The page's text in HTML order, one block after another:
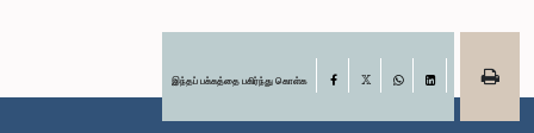
மு.ப. 11:41 - மு.ப. 11:51இந்தப் பக்கத்தை பகிர்ந்து கொள்க Facebook
LinkedIn